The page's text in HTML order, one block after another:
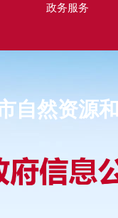
政务服务
自然资源